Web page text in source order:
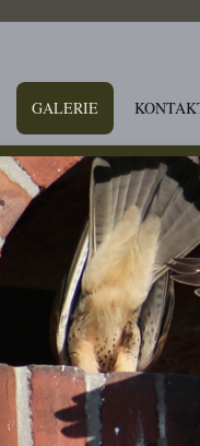
GALERIE